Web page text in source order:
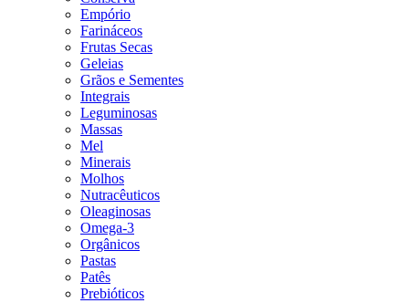
Empório
Farináceos
Frutas Secas
Geleias
Grãos e Sementes
Integrais
Leguminosas
Massas
Mel
Minerais
Molhos
Nutracêuticos
Oleaginosas
Omega-3
Orgânicos
Pastas
Patês
Prebióticos